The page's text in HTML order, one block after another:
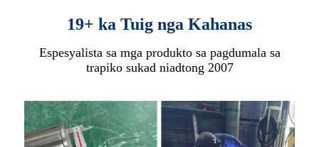
19+ ka Tuig nga Kahanas
Espesyalista sa mga produkto sa pagdumala sa
trapiko sukad niadtong 2007